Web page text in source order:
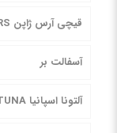
قیچی آرس ژاپن ARS
آسفالت بر
آلتونا اسپانیا ALTUNA